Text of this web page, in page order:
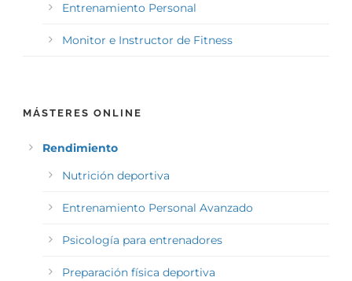
Entrenamiento Personal
Monitor e Instructor de Fitness
MÁSTERES ONLINE
Rendimiento
Nutrición deportiva
Entrenamiento Personal Avanzado
Psicología para entrenadores
Preparación física deportiva